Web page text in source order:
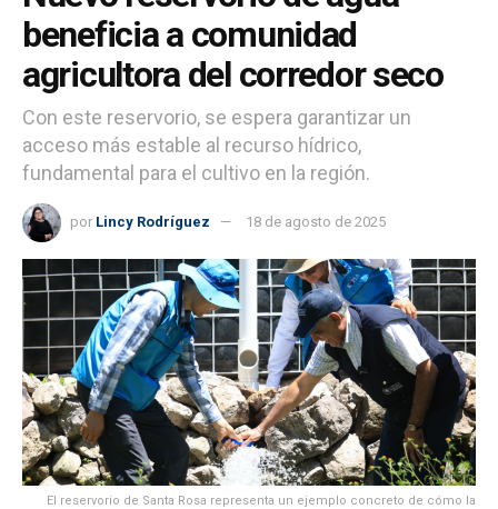
beneficia a comunidad
agricultora del corredor seco
Con este reservorio, se espera garantizar un
acceso más estable al recurso hídrico,
fundamental para el cultivo en la región.
por Lincy Rodríguez 18 de agosto de 2025
El reservorio de Santa Rosa representa un ejemplo concreto de cómo la